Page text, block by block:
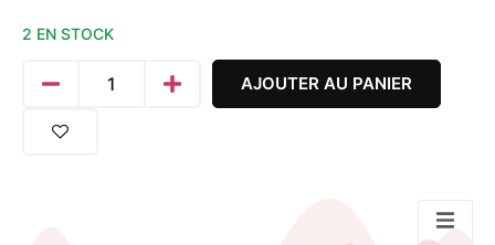
2 EN STOCK
AJOUTER AU PANIER